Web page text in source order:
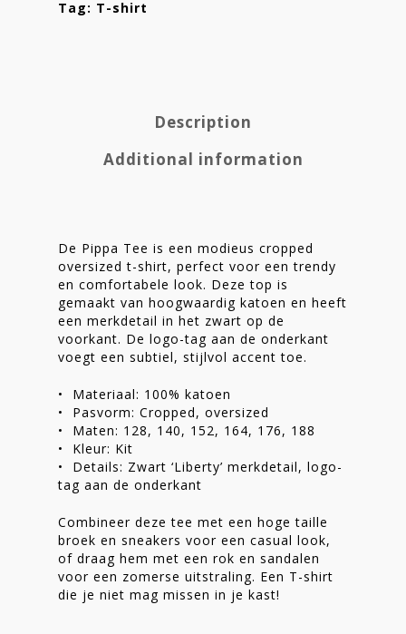
Tag: T-shirt
Description
Additional information
De Pippa Tee is een modieus cropped
oversized t-shirt, perfect voor een trendy
en comfortabele look. Deze top is
gemaakt van hoogwaardig katoen en heeft
een merkdetail in het zwart op de
voorkant. De logo-tag aan de onderkant
voegt een subtiel, stijlvol accent toe.
• Materiaal: 100% katoen
• Pasvorm: Cropped, oversized
• Maten: 128, 140, 152, 164, 176, 188
• Kleur: Kit
• Details: Zwart ‘Liberty’ merkdetail, logo-
tag aan de onderkant
Combineer deze tee met een hoge taille
broek en sneakers voor een casual look,
of draag hem met een rok en sandalen
voor een zomerse uitstraling. Een T-shirt
die je niet mag missen in je kast!
Homepage
Stories
Nieuwsbrief
Shop